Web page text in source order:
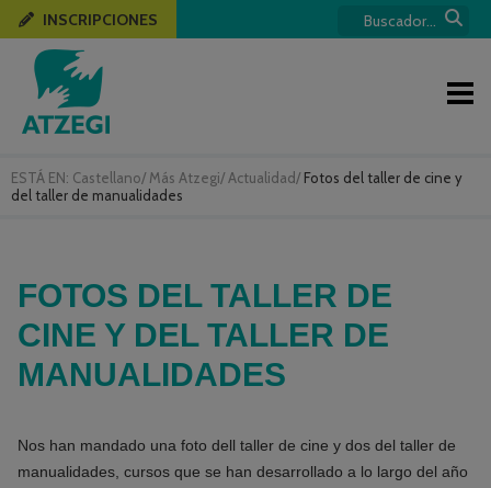
ESTÁ EN: Castellano/ Más Atzegi/ Actualidad/ Fotos del taller de cine y
del taller de manualidades
INSCRIPCIONES
FOTOS DEL TALLER DE
CINE Y DEL TALLER DE
MANUALIDADES
Nos han mandado una foto dell taller de cine y dos del taller de
manualidades, cursos que se han desarrollado a lo largo del año